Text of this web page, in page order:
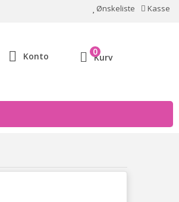
Ønskeliste Kasse
Konto Kurv
0